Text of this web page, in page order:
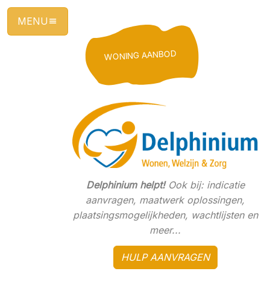
Ga
direct
naar
WONING AANBOD
Delphinium helpt! Ook bij: indicatie
aanvragen, maatwerk oplossingen,
plaatsingsmogelijkheden, wachtlijsten en
meer...
HULP AANVRAGEN